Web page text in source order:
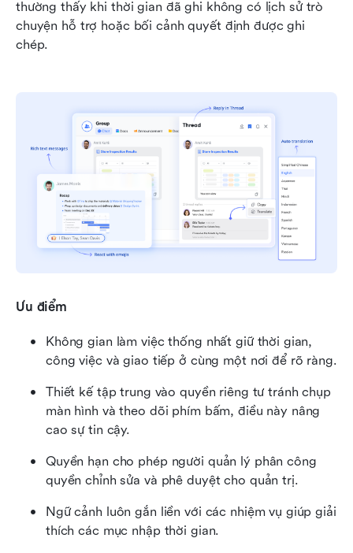
thường thấy khi thời gian đã ghi không có lịch sử trò
chuyện hỗ trợ hoặc bối cảnh quyết định được ghi
chép.
Ưu điểm
Không gian làm việc thống nhất giữ thời gian,
công việc và giao tiếp ở cùng một nơi để rõ ràng.
Thiết kế tập trung vào quyền riêng tư tránh chụp
màn hình và theo dõi phím bấm, điều này nâng
cao sự tin cậy.
Quyền hạn cho phép người quản lý phân công
quyền chỉnh sửa và phê duyệt cho quản trị.
Ngữ cảnh luôn gắn liền với các nhiệm vụ giúp giải
thích các mục nhập thời gian.